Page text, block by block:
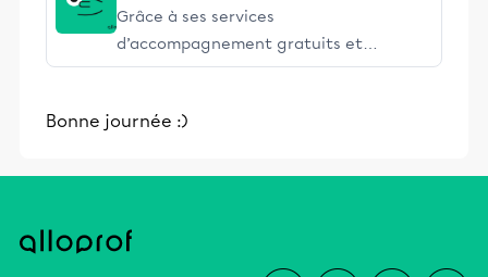
Grâce à ses services
d’accompagnement gratuits et
stimulants, Alloprof engage les élèves
éducative.
Bonne journée :)